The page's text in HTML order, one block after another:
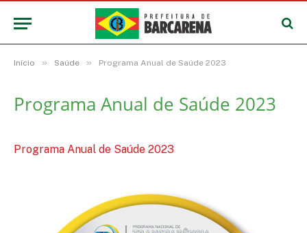
Início » Saúde » Programa Anual de Saúde 2023
Programa Anual de Saúde 2023
Programa Anual de Saúde 2023